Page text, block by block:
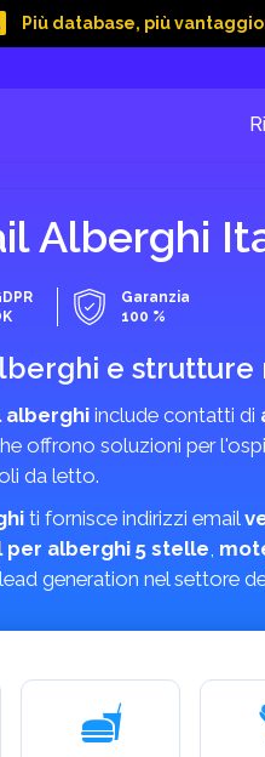
Più database, più
Alberghi
Garanzia
100 %
e
alberghiinclude contatti di
offrono soluzioni per
da letto.
ti fornisce indirizzi email
per alberghi 5 stelle,
generation nel settore